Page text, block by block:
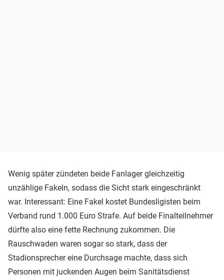
Wenig später zündeten beide Fanlager gleichzeitig
unzählige Fakeln, sodass die Sicht stark eingeschränkt
war. Interessant: Eine Fakel kostet Bundesligisten beim
Verband rund 1.000 Euro Strafe. Auf beide Finalteilnehmer
dürfte also eine fette Rechnung zukommen. Die
Rauschwaden waren sogar so stark, dass der
Stadionsprecher eine Durchsage machte, dass sich
Personen mit juckenden Augen beim Sanitätsdienst